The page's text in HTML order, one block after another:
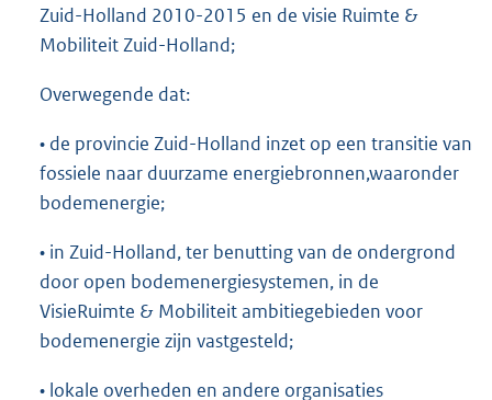
Zuid-Holland 2010-2015 en de visie Ruimte &
Mobiliteit Zuid-Holland;
Overwegende dat:
• de provincie Zuid-Holland inzet op een transitie van
fossiele naar duurzame energiebronnen,waaronder
bodemenergie;
• in Zuid-Holland, ter benutting van de ondergrond
door open bodemenergiesystemen, in de
VisieRuimte & Mobiliteit ambitiegebieden voor
bodemenergie zijn vastgesteld;
• lokale overheden en andere organisaties